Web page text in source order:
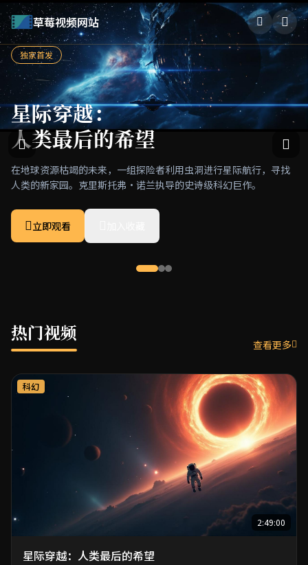
草莓视频网站
独家首发
星际穿越：
人类最后的希望
在地球资源枯竭的未来，一组探险者利用虫洞进行星际航行，寻找
人类的新家园。克里斯托弗·诺兰执导的史诗级科幻巨作。
立即观看
热门视频
查看更多
2:49:00
科幻
星际穿越：人类最后的希望